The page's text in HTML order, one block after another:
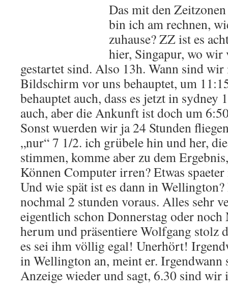
Das mit den
bin ich am rechnen,
zuhause? ZZ ist es
hier, Singapur, wo
gestartet sind. Also 13h. Wann sind
Bildschirm vor uns behauptet, um
behauptet auch, dass es jetzt in sydney
auch, aber die Ankunft ist doch um
Sonst wuerden wir ja 24 Stunden
„nur“ 7 1/2. ich grübele hin und her,
stimmen, komme aber zu dem
Können Computer irren? Etwas
Und wie spät ist es dann in
nochmal 2 stunden voraus. Alles sehr
eigentlich schon Donnerstag oder
herum und präsentiere Wolfgang stolz
es sei ihm völlig egal! Unerhört!
in Wellington an, meint er. Irgendwann
Anzeige wieder und sagt, 6.30 sind wir